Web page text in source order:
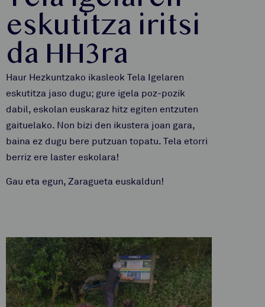
eskutitza iritsi
da HH3ra
Haur Hezkuntzako ikasleok Tela Igelaren
eskutitza jaso dugu; gure igela poz-pozik
dabil, eskolan euskaraz hitz egiten entzuten
gaituelako. Non bizi den ikustera joan gara,
baina ez dugu bere putzuan topatu. Tela etorri
berriz ere laster eskolara!
Gau eta egun, Zaragueta euskaldun!